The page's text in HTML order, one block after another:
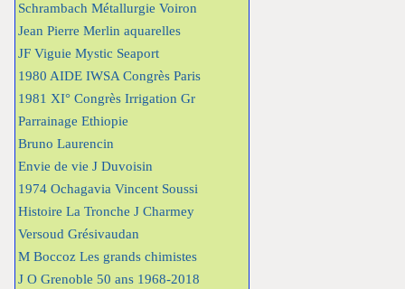
Schrambach Métallurgie Voiron
Jean Pierre Merlin aquarelles
JF Viguie Mystic Seaport
1980 AIDE IWSA Congrès Paris
1981 XI° Congrès Irrigation Gr
Parrainage Ethiopie
Bruno Laurencin
Envie de vie J Duvoisin
1974 Ochagavia Vincent Soussi
Histoire La Tronche J Charmey
Versoud Grésivaudan
M Boccoz Les grands chimistes
J O Grenoble 50 ans 1968-2018